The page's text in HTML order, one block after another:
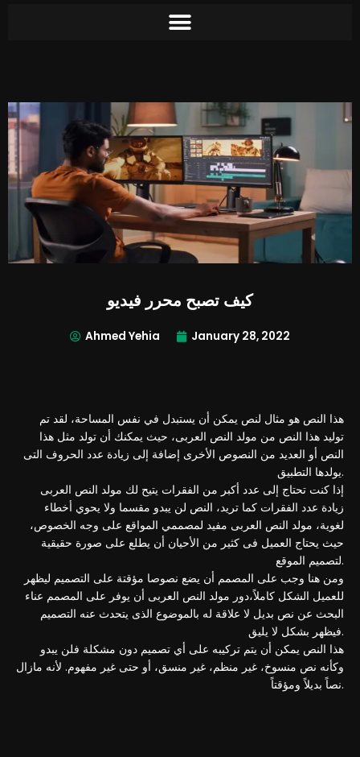
كيف تصبح محرر فيديو
Ahmed Yehia January 28, 2022
هذا النص هو مثال لنص يمكن أن يستبدل في نفس المساحة، لقد تم
توليد هذا النص من مولد النص العربى، حيث يمكنك أن تولد مثل هذا
النص أو العديد من النصوص الأخرى إضافة إلى زيادة عدد الحروف التى
يولدها التطبيق.
إذا كنت تحتاج إلى عدد أكبر من الفقرات يتيح لك مولد النص العربى
زيادة عدد الفقرات كما تريد، النص لن يبدو مقسما ولا يحوي أخطاء
لغوية، مولد النص العربى مفيد لمصممي المواقع على وجه الخصوص،
حيث يحتاج العميل فى كثير من الأحيان أن يطلع على صورة حقيقية
لتصميم الموقع.
ومن هنا وجب على المصمم أن يضع نصوصا مؤقتة على التصميم ليظهر
للعميل الشكل كاملاً،دور مولد النص العربى أن يوفر على المصمم عناء
البحث عن نص بديل لا علاقة له بالموضوع الذى يتحدث عنه التصميم
فيظهر بشكل لا يليق.
هذا النص يمكن أن يتم تركيبه على أي تصميم دون مشكلة فلن يبدو
وكأنه نص منسوخ، غير منظم، غير منسق، أو حتى غير مفهوم. لأنه مازال
نصاً بديلاً ومؤقتاً.